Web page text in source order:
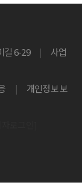
길 6-29
|
|